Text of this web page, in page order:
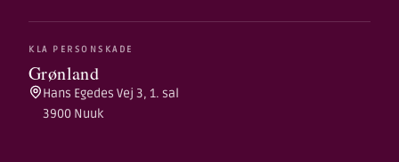
KLA PERSONSKADE
Grønland
Hans Egedes Vej 3, 1. sal
3900 Nuuk